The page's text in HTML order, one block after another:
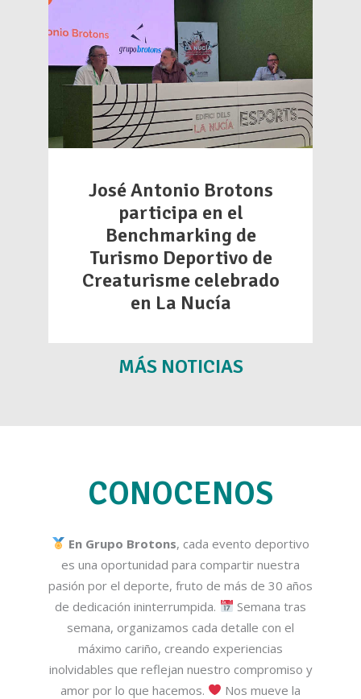
José Antonio Brotons
participa en el
Benchmarking de
Turismo Deportivo de
Creaturisme celebrado
en La Nucía
MÁS NOTICIAS
CONOCENOS
En Grupo Brotons, cada evento deportivo
es una oportunidad para compartir nuestra
pasión por el deporte, fruto de más de 30 años
de dedicación ininterrumpida.
Semana tras
semana, organizamos cada detalle con el
máximo cariño, creando experiencias
inolvidables que reflejan nuestro compromiso y
amor por lo que hacemos.
Nos mueve la